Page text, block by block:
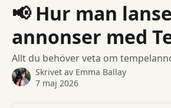
📢 Hur man
annonser med
Allt du behöver veta om
Skrivet av Emma Ballay
7 maj 2026